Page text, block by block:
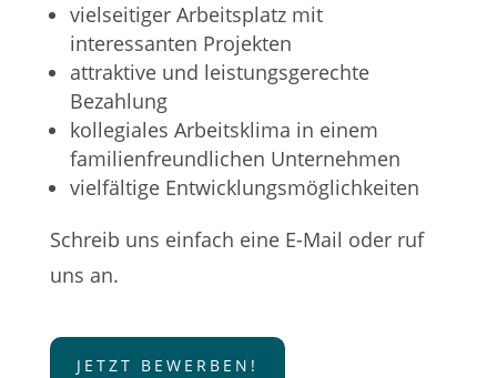
vielseitiger Arbeitsplatz mit
interessanten Projekten
attraktive und leistungsgerechte
Bezahlung
kollegiales Arbeitsklima in einem
familienfreundlichen Unternehmen
vielfältige Entwicklungsmöglichkeiten
Schreib uns einfach eine E-Mail oder ruf
uns an.
JETZT BEWERBEN!